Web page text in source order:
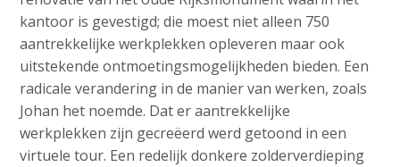
kantoor is gevestigd; die moest niet alleen 750
aantrekkelijke werkplekken opleveren maar ook
uitstekende ontmoetingsmogelijkheden bieden. Een
radicale verandering in de manier van werken, zoals
Johan het noemde. Dat er aantrekkelijke
werkplekken zijn gecreëerd werd getoond in een
virtuele tour. Een redelijk donkere zolderverdieping